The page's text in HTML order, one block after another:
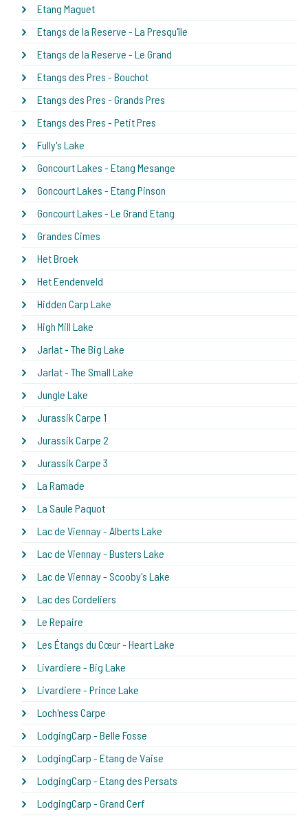
Etang Maguet
Etangs de la Reserve - La Presqu'île
Etangs de la Reserve - Le Grand
Etangs des Pres - Bouchot
Etangs des Pres - Grands Pres
Etangs des Pres - Petit Pres
Fully's Lake
Goncourt Lakes - Etang Mesange
Goncourt Lakes - Etang Pinson
Goncourt Lakes - Le Grand Etang
Grandes Cimes
Het Broek
Het Eendenveld
Hidden Carp Lake
High Mill Lake
Jarlat - The Big Lake
Jarlat - The Small Lake
Jungle Lake
Jurassik Carpe 1
Jurassik Carpe 2
Jurassik Carpe 3
La Ramade
La Saule Paquot
Lac de Viennay - Alberts Lake
Lac de Viennay - Busters Lake
Lac de Viennay - Scooby's Lake
Lac des Cordeliers
Le Repaire
Les Étangs du Cœur - Heart Lake
Livardiere - Big Lake
Livardiere - Prince Lake
Loch'ness Carpe
LodgingCarp - Belle Fosse
LodgingCarp - Etang de Vaise
LodgingCarp - Etang des Persats
LodgingCarp - Grand Cerf